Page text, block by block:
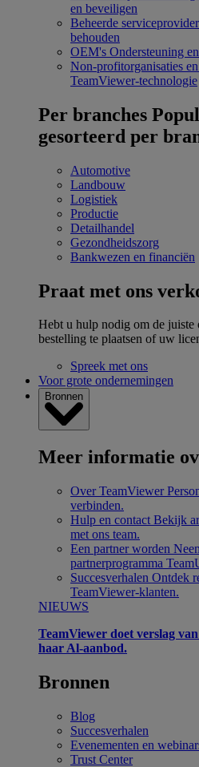
en beveiligen
Beheerde
behouden
OEM's Ondersteuning
Non-profitorganisaties
TeamViewer-technologie
Per branches
gesorteerd per
Automotive
Landbouw
Logistiek
Productie
Detailhandel
Gezondheidszorg
Bankwezen en financiën
Praat met ons
Hebt u hulp nodig om de juiste
bestelling te plaatsen of uw
Spreek met ons
Voor grote ondernemingen
Bronnen
Meer informatie
Over TeamViewer
verbinden.
Hulp en contact Bekijk
met ons team.
Een partner worden
partnerprogramma
Succesverhalen Ontdek
TeamViewer-klanten.
NIEUWS
TeamViewer doet verslag
haar Al-aanbod.
Bronnen
Blog
Succesverhalen
Evenementen en
Trust Center